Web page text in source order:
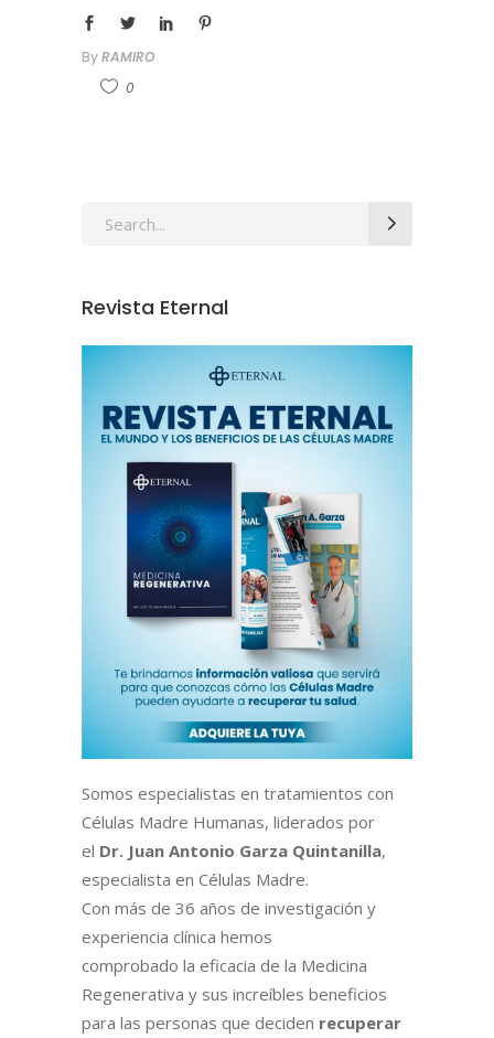
ByRAMIRO
0
Revista Eternal
Somos especialistas en tratamientos con
Células Madre Humanas, liderados por
el Dr. Juan Antonio Garza Quintanilla,
especialista en Células Madre.
Con más de 36 años de investigación y
experiencia clínica hemos
comprobado la eficacia de la Medicina
Regenerativa y sus increíbles beneficios
para las personas que deciden recuperar